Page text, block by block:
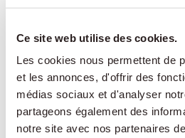
Ce site web utilise des cookies.
Les cookies nous permettent de
et les annonces, d'offrir des
médias sociaux et d'analyser
partageons également des
notre site avec nos partenaires
Dovida propose à Wittenbach
services d'accompagnement
vous puissiez vivre le plus
manière autonome chez vous :